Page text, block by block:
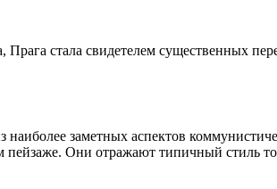
Прага стала свидетелем существенных
заметных аспектов
пейзаже. Они отражают типичный стиль